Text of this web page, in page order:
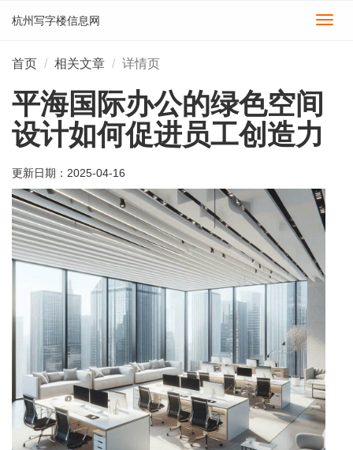
切
杭州写字楼信息网
首页 相关文章 详情页
平海国际办公的绿色空间
设计如何促进员工创造力
更新日期： 2025-04-16